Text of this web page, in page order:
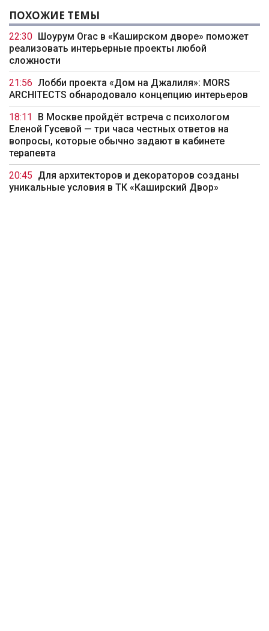
ПОХОЖИЕ ТЕМЫ
22:30
Шоурум Orac в «Каширском дворе» поможет
реализовать интерьерные проекты любой
сложности
21:56 Лобби проекта «Дом на Джалиля»: MORS
ARCHITECTS обнародовало концепцию интерьеров
18:11
В Москве пройдёт встреча с психологом
Еленой Гусевой — три часа честных ответов на
вопросы, которые обычно задают в кабинете
терапевта
20:45 Для архитекторов и декораторов созданы
уникальные условия в ТК «Каширский Двор»